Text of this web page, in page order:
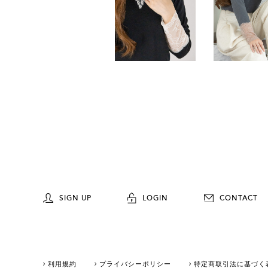
SIGN UP LOGIN CONTACT
利用規約 プライバシーポリシー 特定商取引法に基づく